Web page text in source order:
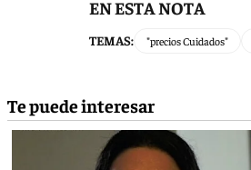
EN ESTA NOTA
TEMAS: "precios Cuidados"